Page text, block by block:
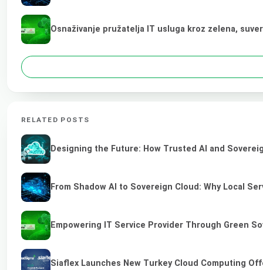
Osnaživanje pružatelja IT usluga kroz zelena,
RELATED POSTS
Designing the Future: How Trusted AI and
From Shadow AI to Sovereign Cloud: Why Local
Empowering IT Service Provider Through Green
Siaflex Launches New Turkey Cloud Computing